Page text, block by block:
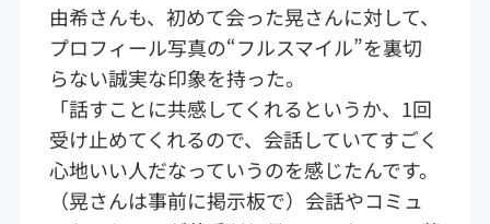
由希さんも、初めて会った晃さんに対して、
プロフィール写真の“フルスマイル”を裏切
らない誠実な印象を持った。
「話すことに共感してくれるというか、1回
受け止めてくれるので、会話していてすごく
心地いい人だなっていうのを感じたんです。
（晃さんは事前に掲示板で）会話やコミュ